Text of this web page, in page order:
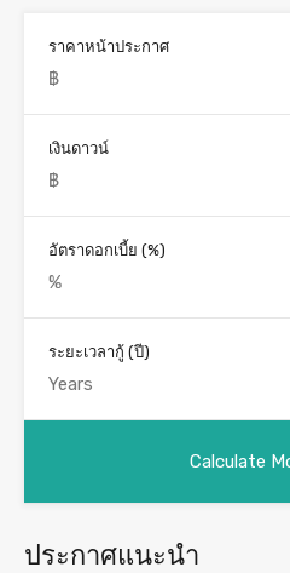
ราคาหน้าประกาศ
เงินดาวน์
อัตราดอกเบี้ย (%)
ระยะเวลากู้ (ปี)
ประกาศแนะนำ